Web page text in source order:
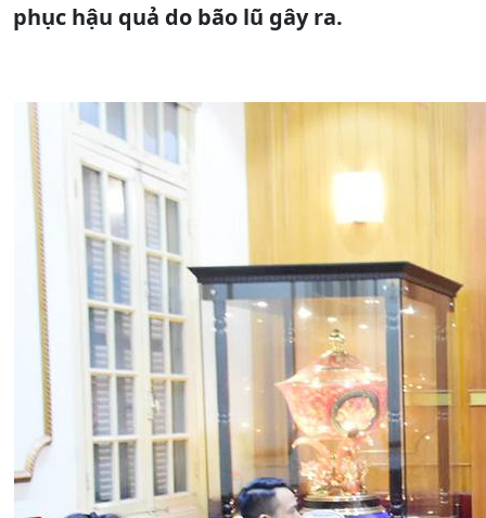
phục hậu quả do bão lũ gây ra.